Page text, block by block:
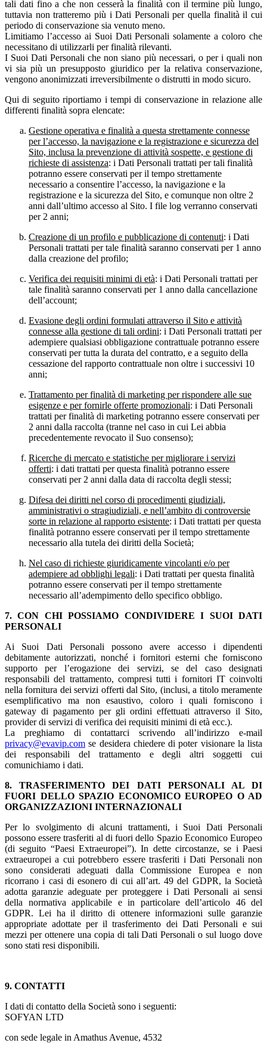
tali dati fino a che non cesserà la finalità con il termine più lungo,
tuttavia non tratteremo più i Dati Personali per quella finalità il cui
periodo di conservazione sia venuto meno.
Limitiamo l’accesso ai Suoi Dati Personali solamente a coloro che
necessitano di utilizzarli per finalità rilevanti.
I Suoi Dati Personali che non siano più necessari, o per i quali non
vi sia più un presupposto giuridico per la relativa conservazione,
vengono anonimizzati irreversibilmente o distrutti in modo sicuro.
Qui di seguito riportiamo i tempi di conservazione in relazione alle
differenti finalità sopra elencate:
Gestione operativa e finalità a questa strettamente connesse
per l’accesso, la navigazione e la registrazione e sicurezza del
Sito, inclusa la prevenzione di attività sospette, e gestione di
richieste di assistenza: i Dati Personali trattati per tali finalità
potranno essere conservati per il tempo strettamente
necessario a consentire l’accesso, la navigazione e la
registrazione e la sicurezza del Sito, e comunque non oltre 2
anni dall’ultimo accesso al Sito. I file log verranno conservati
per 2 anni;
Creazione di un profilo e pubblicazione di contenuti: i Dati
Personali trattati per tale finalità saranno conservati per 1 anno
dalla creazione del profilo;
Verifica dei requisiti minimi di età: i Dati Personali trattati per
tale finalità saranno conservati per 1 anno dalla cancellazione
dell’account;
Evasione degli ordini formulati attraverso il Sito e attività
connesse alla gestione di tali ordini: i Dati Personali trattati per
adempiere qualsiasi obbligazione contrattuale potranno essere
conservati per tutta la durata del contratto, e a seguito della
cessazione del rapporto contrattuale non oltre i successivi 10
anni;
Trattamento per finalità di marketing per rispondere alle sue
esigenze e per fornirle offerte promozionali: i Dati Personali
trattati per finalità di marketing potranno essere conservati per
2 anni dalla raccolta (tranne nel caso in cui Lei abbia
precedentemente revocato il Suo consenso);
Ricerche di mercato e statistiche per migliorare i servizi
offerti: i dati trattati per questa finalità potranno essere
conservati per 2 anni dalla data di raccolta degli stessi;
Difesa dei diritti nel corso di procedimenti giudiziali,
amministrativi o stragiudiziali, e nell’ambito di controversie
sorte in relazione al rapporto esistente: i Dati trattati per questa
finalità potranno essere conservati per il tempo strettamente
necessario alla tutela dei diritti della Società;
Nel caso di richieste giuridicamente vincolanti e/o per
adempiere ad obblighi legali: i Dati trattati per questa finalità
potranno essere conservati per il tempo strettamente
necessario all’adempimento dello specifico obbligo.
7. CON CHI POSSIAMO CONDIVIDERE I SUOI DATI
PERSONALI
Ai Suoi Dati Personali possono avere accesso i dipendenti
debitamente autorizzati, nonché i fornitori esterni che forniscono
supporto per l’erogazione dei servizi, se del caso designati
responsabili del trattamento, compresi tutti i fornitori IT coinvolti
nella fornitura dei servizi offerti dal Sito, (inclusi, a titolo meramente
esemplificativo ma non esaustivo, coloro i quali forniscono i
gateway di pagamento per gli ordini effettuati attraverso il Sito,
provider di servizi di verifica dei requisiti minimi di età ecc.).
La preghiamo di contattarci scrivendo all’indirizzo e-mail
privacy@evavip.com se desidera chiedere di poter visionare la lista
dei responsabili del trattamento e degli altri soggetti cui
comunichiamo i dati.
8. TRASFERIMENTO DEI DATI PERSONALI AL DI
FUORI DELLO SPAZIO ECONOMICO EUROPEO O AD
ORGANIZZAZIONI INTERNAZIONALI
Per lo svolgimento di alcuni trattamenti, i Suoi Dati Personali
possono essere trasferiti al di fuori dello Spazio Economico Europeo
(di seguito “Paesi Extraeuropei”). In dette circostanze, se i Paesi
extraeuropei a cui potrebbero essere trasferiti i Dati Personali non
sono considerati adeguati dalla Commissione Europea e non
ricorrano i casi di esonero di cui all’art. 49 del GDPR, la Società
adotta garanzie adeguate per proteggere i Dati Personali ai sensi
della normativa applicabile e in particolare dell’articolo 46 del
GDPR. Lei ha il diritto di ottenere informazioni sulle garanzie
appropriate adottate per il trasferimento dei Dati Personali e sui
mezzi per ottenere una copia di tali Dati Personali o sul luogo dove
sono stati resi disponibili.
9. CONTATTI
I dati di contatto della Società sono i seguenti:
SOFYAN LTD
con sede legale in Amathus Avenue, 4532